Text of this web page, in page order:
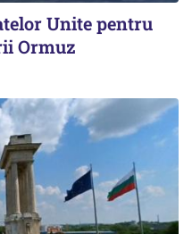
Unite pentru
Ormuz